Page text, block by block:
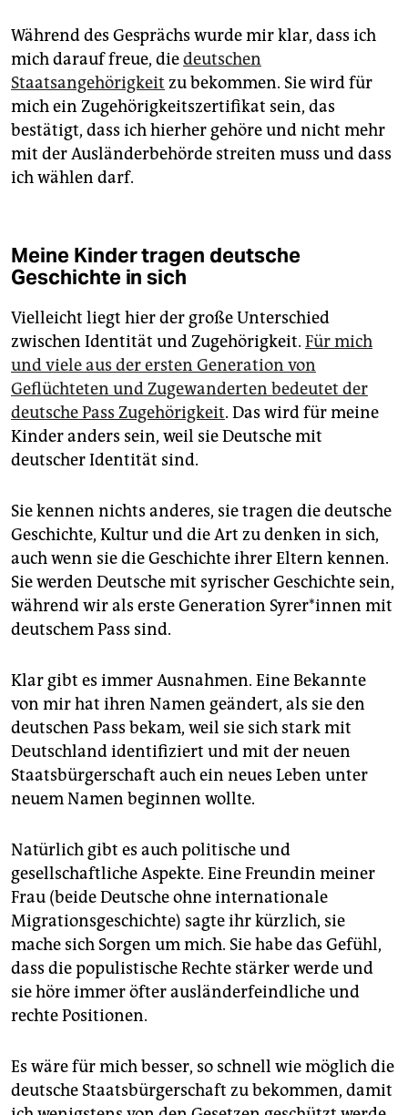
Während des Gesprächs wurde mir klar, dass ich
mich darauf freue, diedeutschen
Staatsangehörigkeit zu bekommen. Sie wird für
mich ein Zugehörigkeitszertifikat sein, das
bestätigt, dass ich hierher gehöre und nicht mehr
mit der Ausländerbehörde streiten muss und dass
ich wählen darf.
Meine Kinder tragen deutsche
Geschichte in sich
Vielleicht liegt hier der große Unterschied
zwischen Identität und Zugehörigkeit. Für mich
und viele aus der ersten Generation von
Geflüchteten und Zugewanderten bedeutet der
deutsche Pass Zugehörigkeit. Das wird für meine
Kinder anders sein, weil sie Deutsche mit
deutscher Identität sind.
Sie kennen nichts anderes, sie tragen die deutsche
Geschichte, Kultur und die Art zu denken in sich,
auch wenn sie die Geschichte ihrer Eltern kennen.
Sie werden Deutsche mit syrischer Geschichte sein,
während wir als erste Generation Sy­re­r*in­nen mit
deutschem Pass sind.
Klar gibt es immer Ausnahmen. Eine Bekannte
von mir hat ihren Namen geändert, als sie den
deutschen Pass bekam, weil sie sich stark mit
Deutschland identifiziert und mit der neuen
Staatsbürgerschaft auch ein neues Leben unter
neuem Namen beginnen wollte.
Natürlich gibt es auch politische und
gesellschaftliche Aspekte. Eine Freundin meiner
Frau (beide Deutsche ohne internationale
Migrationsgeschichte) sagte ihr kürzlich, sie
mache sich Sorgen um mich. Sie habe das Gefühl,
dass die populistische Rechte stärker werde und
sie höre immer öfter ausländerfeindliche und
rechte Positionen.
Es wäre für mich besser, so schnell wie möglich die
deutsche Staatsbürgerschaft zu bekommen, damit